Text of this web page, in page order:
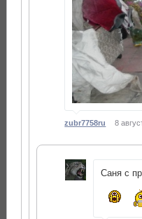
zubr7758ru 8
Саня с